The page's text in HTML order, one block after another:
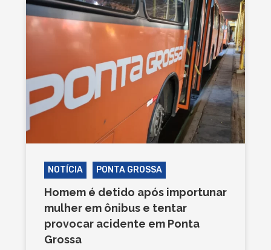
NOTÍCIA PONTA GROSSA
Homem é detido após importunar
mulher em ônibus e tentar
provocar acidente em Ponta
Grossa